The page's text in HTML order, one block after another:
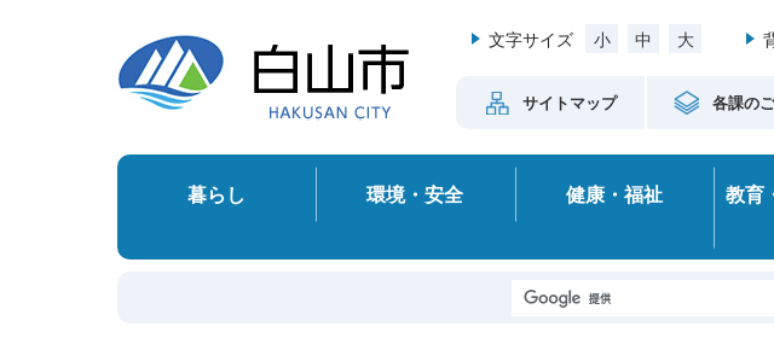
文字サイズ 小 中 大
サイトマップ 各課の
暮らし 環境・安全 健康・福祉
教育